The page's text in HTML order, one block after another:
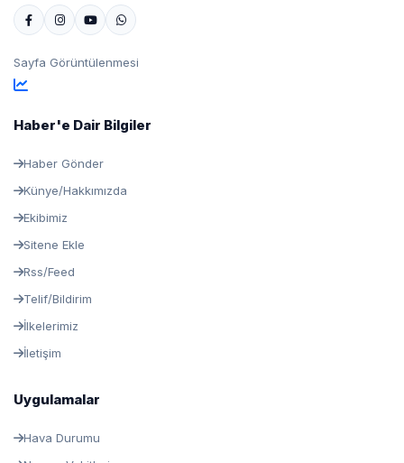
Sayfa Görüntülenmesi
Haber'e Dair Bilgiler
Haber Gönder
Künye/Hakkımızda
Ekibimiz
Sitene Ekle
Rss/Feed
Telif/Bildirim
İlkelerimiz
İletişim
Uygulamalar
Hava Durumu